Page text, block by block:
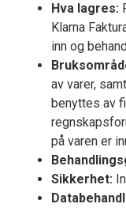
Hva lagres:
Klarna
inn og
av varer,
benyttes av
på varen er
Sikkerhet: